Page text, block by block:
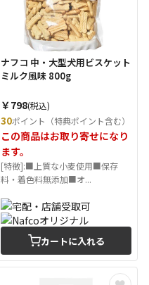
ナフコ 中・大型犬用ビスケット
ミルク風味 800g
￥798(税込)
30ポイント（特典ポイント含む）
この商品はお取り寄せになり
ます。
[特徴]:■上質な小麦使用■保存
料・着色料無添加■オ...
カートに入れる